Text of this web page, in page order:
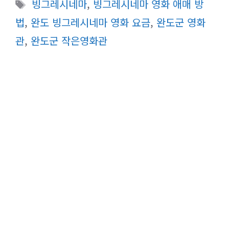
고
리
그
빙그레시네마, 빙그레시네마 영화 애매 방
법, 완도 빙그레시네마 영화 요금, 완도군 영화
관, 완도군 작은영화관